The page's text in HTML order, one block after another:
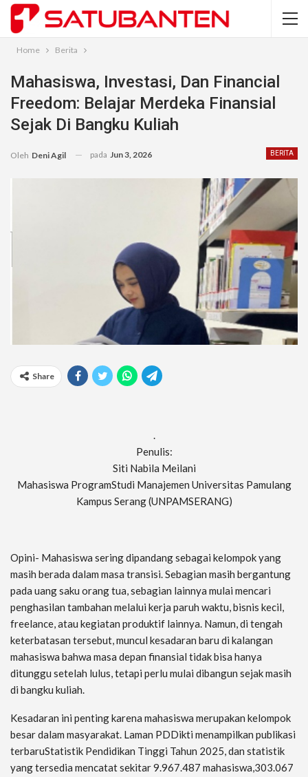
Home Berita
Mahasiswa, Investasi, Dan Financial
Freedom: Belajar Merdeka Finansial
Sejak Di Bangku Kuliah
BERITA
Oleh Deni Agil pada Jun 3, 2026
Share
.
Penulis:
Siti Nabila Meilani
Mahasiswa ProgramStudi Manajemen Universitas Pamulang
Kampus Serang (UNPAMSERANG)
Opini- Mahasiswa sering dipandang sebagai kelompok yang
masih berada dalam masa transisi. Sebagian masih bergantung
pada uang saku orang tua, sebagian lainnya mulai mencari
penghasilan tambahan melalui kerja paruh waktu, bisnis kecil,
freelance, atau kegiatan produktif lainnya. Namun, di tengah
keterbatasan tersebut, muncul kesadaran baru di kalangan
mahasiswa bahwa masa depan finansial tidak bisa hanya
ditunggu setelah lulus, tetapi perlu mulai dibangun sejak masih
di bangku kuliah.
Kesadaran ini penting karena mahasiswa merupakan kelompok
besar dalam masyarakat. Laman PDDikti menampilkan publikasi
terbaruStatistik Pendidikan Tinggi Tahun 2025, dan statistik
yang tersedia mencatat sekitar 9.967.487 mahasiswa,303.067